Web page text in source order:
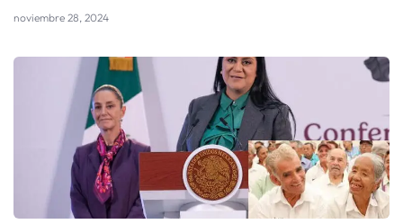
noviembre 28, 2024